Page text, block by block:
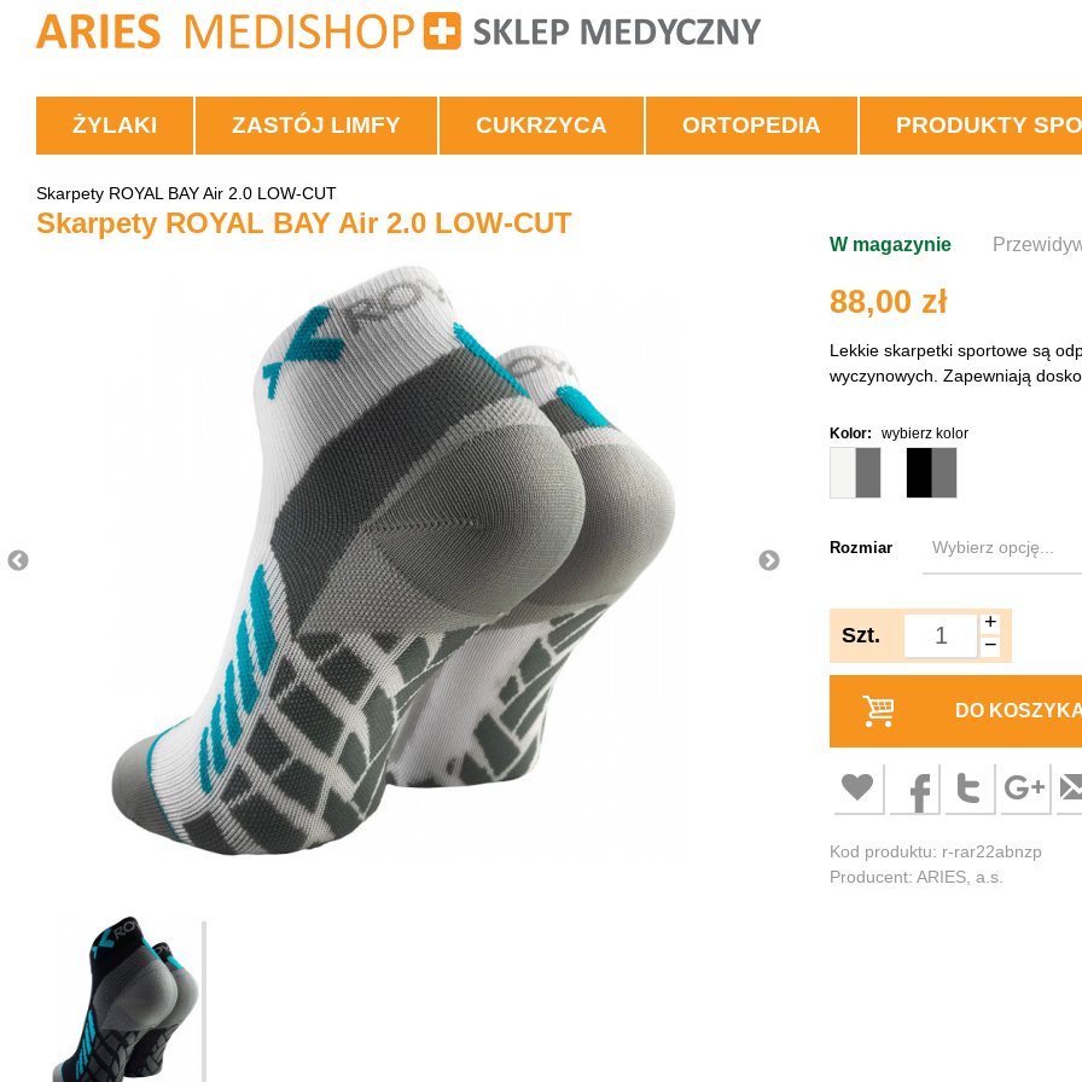
ŻYLAKI ZASTÓJ LIMFY CUKRZYCA ORTOPEDIA PRODUKTY
Skarpety ROYAL BAY Air 2.0 LOW-CUT
Skarpety ROYAL BAY Air 2.0 LOW-CUT
W magazynie
88,00 zł
Lekkie skarpetki sportowe są
wyczynowych. Zapewniają
Kolor: wybierz kolor
Rozmiar
Szt.
+
−
DO
Kod produktu: r-rar22abnzp
Producent: ARIES, a.s.